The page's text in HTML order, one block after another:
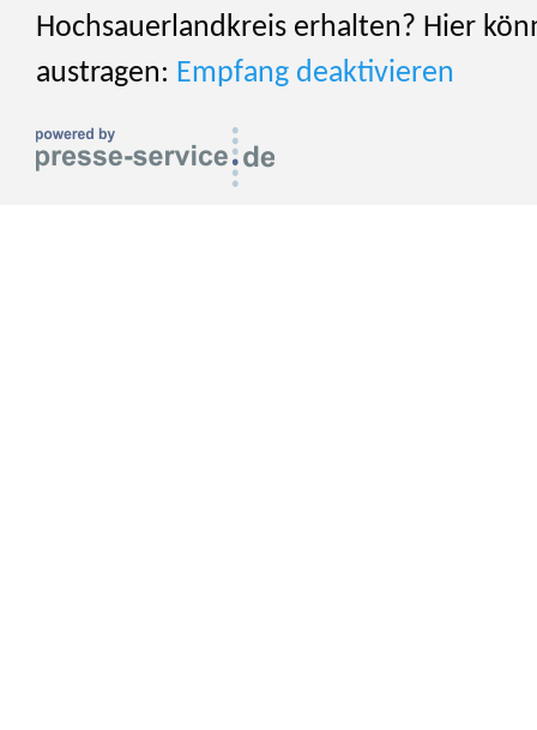
Hochsauerlandkreis erhalten? Hier
austragen: Empfang deaktivieren